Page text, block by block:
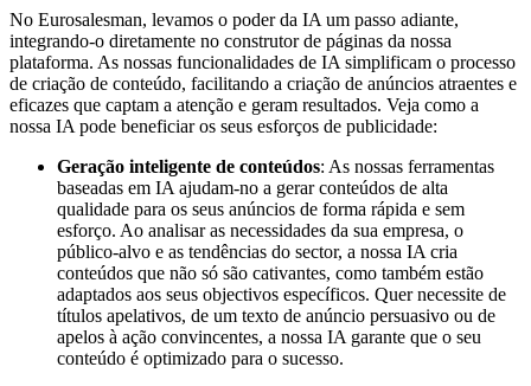
No Eurosalesman, levamos o poder da IA um passo adiante,
integrando-o diretamente no construtor de páginas da nossa
plataforma. As nossas funcionalidades de IA simplificam o processo
de criação de conteúdo, facilitando a criação de anúncios atraentes e
eficazes que captam a atenção e geram resultados. Veja como a
nossa IA pode beneficiar os seus esforços de publicidade:
Geração inteligente de conteúdos: As nossas ferramentas
baseadas em IA ajudam-no a gerar conteúdos de alta
qualidade para os seus anúncios de forma rápida e sem
esforço. Ao analisar as necessidades da sua empresa, o
público-alvo e as tendências do sector, a nossa IA cria
conteúdos que não só são cativantes, como também estão
adaptados aos seus objectivos específicos. Quer necessite de
títulos apelativos, de um texto de anúncio persuasivo ou de
apelos à ação convincentes, a nossa IA garante que o seu
conteúdo é optimizado para o sucesso.